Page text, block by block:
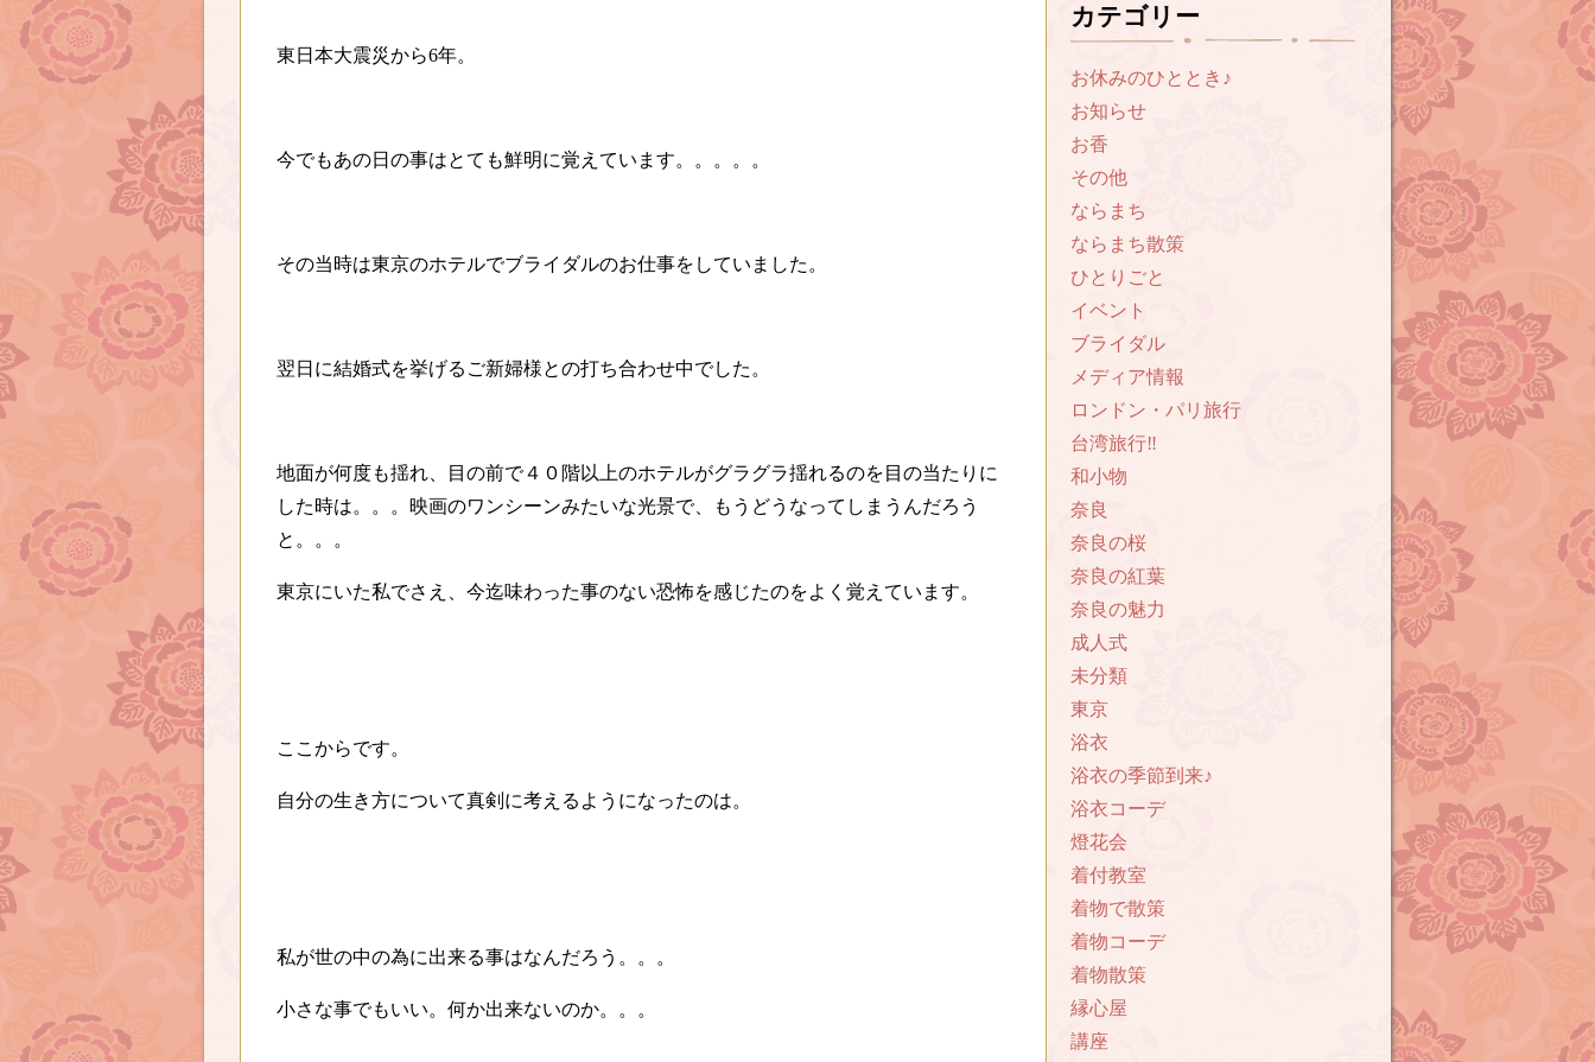
東日本大震災から6年。
今でもあの日の事はとても鮮明に覚えています。。。。。
その当時は東京のホテルでブライダルのお仕事をしていました。
翌日に結婚式を挙げるご新婦様との打ち合わせ中でした。
地面が何度も揺れ、目の前で４０階以上のホテルがグラグラ揺れるのを目の当たりに
した時は。。。映画のワンシーンみたいな光景で、もうどうなってしまうんだろう
と。。。
東京にいた私でさえ、今迄味わった事のない恐怖を感じたのをよく覚えています。
ここからです。
自分の生き方について真剣に考えるようになったのは。
私が世の中の為に出来る事はなんだろう。。。
小さな事でもいい。何か出来ないのか。。。
カテゴリー
お休みのひととき♪
お知らせ
お香
その他
ならまち
ならまち散策
ひとりごと
イベント
ブライダル
メディア情報
ロンドン・パリ旅行
台湾旅行‼︎
和小物
奈良
奈良の桜
奈良の紅葉
奈良の魅力
成人式
未分類
東京
浴衣
浴衣の季節到来♪
浴衣コーデ
燈花会
着付教室
着物で散策
着物コーデ
着物散策
縁心屋
講座